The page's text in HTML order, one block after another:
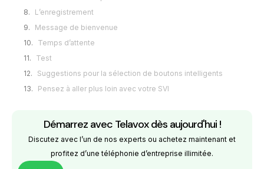
L’enregistrement
Message de bienvenue
Temps d’attente
Test
Suggestions pour la sélection de boutons intelligents
Pensez à aller plus loin avec votre SVI
Démarrez avec Telavox dès aujourd'hui !
Discutez avec l’un de nos experts ou achetez maintenant et
profitez d’une téléphonie d’entreprise illimitée.